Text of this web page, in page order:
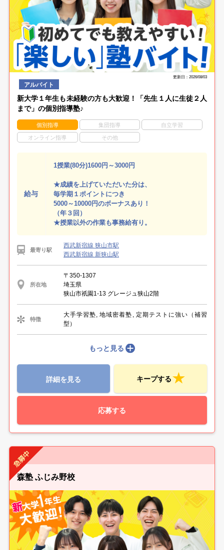
更新日：2026/08/03
アルバイト
新大学１年生も未経験の方も大歓迎！「先生１人に生徒２人
まで」の個別指導塾♪
個別指導 集団指導 自立学習
オンライン指導 その他
給与
1授業(80分)1600円～3000円
★成績を上げていただいた分は、
毎学期１ポイントにつき
5000～10000円のボーナスあり！
（年３回）
★授業以外の作業も事務給有り。
最寄り駅
西武新宿線 狭山市駅
西武新宿線 新狭山駅
所在地
〒350-1307
埼玉県
狭山市祇園1-13 グレージュ狭山2階
特徴
大手学習塾, 地域密着塾, 定期テストに強い（補習
型）
もっと見る
詳細を見る キープする
応募する
森塾 ふじみ野校